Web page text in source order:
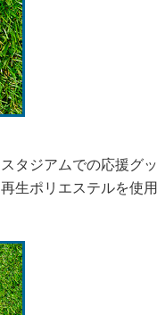
タジアムでの応援グッ
生ポリエステルを使用